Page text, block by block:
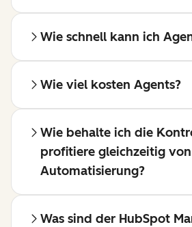
Wie schnell kann ich
Wie viel kosten Agents?
Wie behalte ich die
profitiere gleichzeitig
Automatisierung?
Was sind der HubSpot